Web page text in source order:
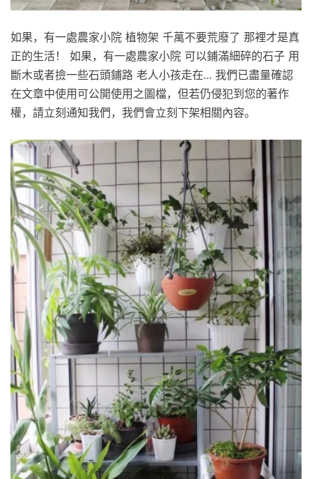
如果，有一處農家小院 植物架 千萬不要荒廢了 那裡才是真
正的生活！ 如果，有一處農家小院 可以鋪滿細碎的石子 用
斷木或者撿一些石頭鋪路 老人小孩走在... 我們已盡量確認
在文章中使用可公開使用之圖檔，但若仍侵犯到您的著作
權，請立刻通知我們，我們會立刻下架相關內容。